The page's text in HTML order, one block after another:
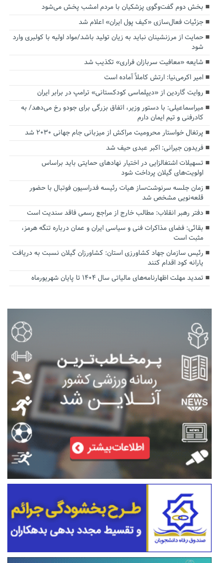
بخش دوم گفت‌وگوی پزشکیان با مردم امشب پخش می‌شود
جزئیات فعال‌سازی «کیف پول ایران» اعلام شد
حمایت از مرزنشینان نباید به زیان تولید باشد/مواد اولیه با کولبری وارد
شود
شایعه «معافیت سربازان فراری» تکذیب شد
امیر اکرمی‌نیا: ارتش کاملاً آماده است
روایت گاردین از «دیپلماسی کودکستانی» ترامپ در برابر ایران
میراسماعیلی: با دستور وزیر، اتفاق بزرگی برای جودو رخ می‌دهد/ به
کادرفنی و تیم ایمان دارم
پرتغال خواستار محرومیت مراکش از میزبانی جام جهانی ۲۰۳۰ شد
فریدون جیرانی: اکبر عبدی حیف شد
تسهیلات اشتغالزایی در اختیار نهادهای حمایتی باید براساس
اولویت‌های گیلان پرداخت شود
زمان جلسه سرنوشت‌ساز هیات رئیسه فدراسیون فوتبال با حضور
قلعه‌نویی مشخص شد
دفتر رهبر انقلاب: مطالب خارج از مراجع رسمی فاقد سندیت است
بقائی: فضای مذاکرات فنی و سیاسی ایران و عمان درباره تنگه هرمز،
مثبت است
رئیس سازمان جهاد کشاورزی استان: کشاورزان گیلان نسبت به دریافت
یارانه کود اقدام کنند
تمدید مهلت اظهارنامه‌های مالیاتی سال ۱۴۰۴ تا پایان شهریورماه